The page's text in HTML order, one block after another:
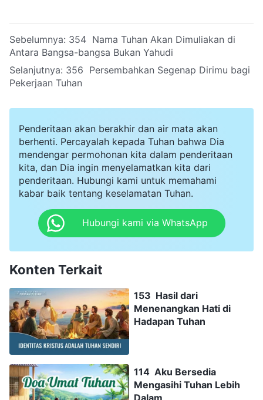
Sebelumnya: 354 Nama Tuhan Akan Dimuliakan di
Antara Bangsa-bangsa Bukan Yahudi
Selanjutnya: 356 Persembahkan Segenap Dirimu bagi
Pekerjaan Tuhan
Penderitaan akan berakhir dan air mata akan
berhenti. Percayalah kepada Tuhan bahwa Dia
mendengar permohonan kita dalam penderitaan
kita, dan Dia ingin menyelamatkan kita dari
penderitaan. Hubungi kami untuk memahami
kabar baik tentang keselamatan Tuhan.
Hubungi kami via WhatsApp
Konten Terkait
153 Hasil dari
Menenangkan Hati di
Hadapan Tuhan
114 Aku Bersedia
Mengasihi Tuhan Lebih